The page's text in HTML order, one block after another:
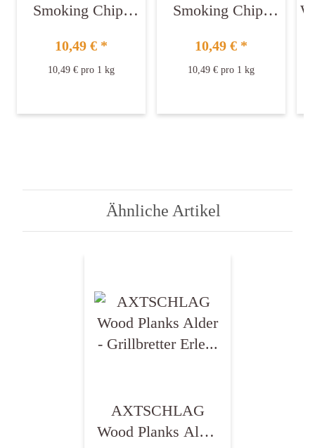
Smoking Chips
10,49 € *
10,49 € pro 1 kg
Smoking Chips
10,49 € *
10,49 € pro 1 kg
Ähnliche Artikel
AXTSCHLAG
Wood Planks Alder